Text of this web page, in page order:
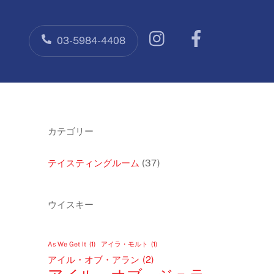
03-5984-4408
カテゴリー
テイスティングルーム (37)
ウイスキー
As We Get It (1) アイラ・モルト (1)
アイル・オブ・アラン (2)